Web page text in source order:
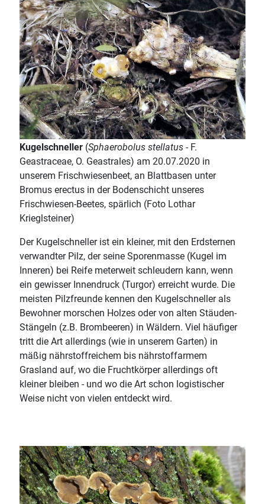
Kugelschneller (Sphaerobolus stellatus - F.
Geastraceae, O. Geastrales) am 20.07.2020 in
unserem Frischwiesenbeet, an Blattbasen unter
Bromus erectus in der Bodenschicht unseres
Frischwiesen-Beetes, spärlich (Foto Lothar
Krieglsteiner)
Der Kugelschneller ist ein kleiner, mit den Erdsternen
verwandter Pilz, der seine Sporenmasse (Kugel im
Inneren) bei Reife meterweit schleudern kann, wenn
ein gewisser Innendruck (Turgor) erreicht wurde. Die
meisten Pilzfreunde kennen den Kugelschneller als
Bewohner morschen Holzes oder von alten Stäuden-
Stängeln (z.B. Brombeeren) in Wäldern. Viel häufiger
tritt die Art allerdings (wie in unserem Garten) in
mäßig nährstoffreichem bis nährstoffarmem
Grasland auf, wo die Fruchtkörper allerdings oft
kleiner bleiben - und wo die Art schon logistischer
Weise nicht von vielen entdeckt wird.